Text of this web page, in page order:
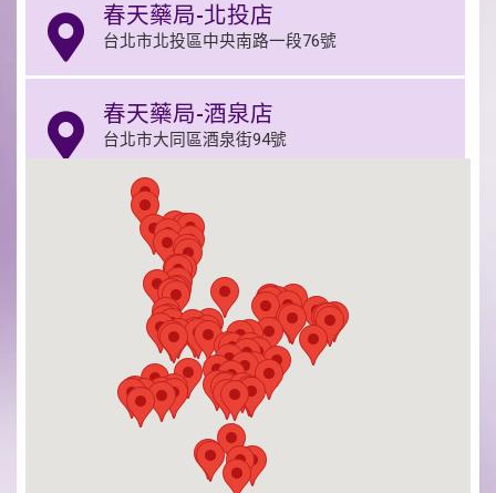
春天藥局-北投店
台北市北投區中央南路一段76號
春天藥局-酒泉店
台北市大同區酒泉街94號
春天藥局-錦西店
台北市中山區錦西街10號
丁丁藥局-內湖店
台北市內湖區民權東路六段180巷6號地下一樓
大樹藥局-文山興隆店
台北市文山區興隆路三段13號